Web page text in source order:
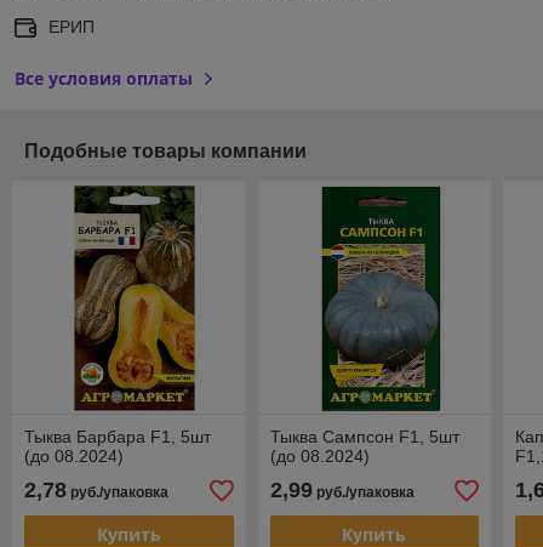
ЕРИП
Все условия оплаты
Подобные товары компании
Тыква Барбара F1, 5шт
(до 08.2024)
2,78 руб./упаковка
Купить
Тыква Сампсон F1, 5шт
(до 08.2024)
2,99руб./упаковка
Купить